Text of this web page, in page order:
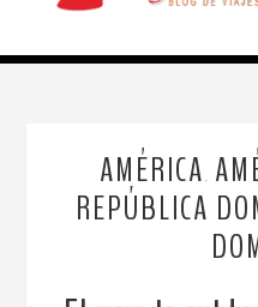
AMÉRICA
REPÚBLICA